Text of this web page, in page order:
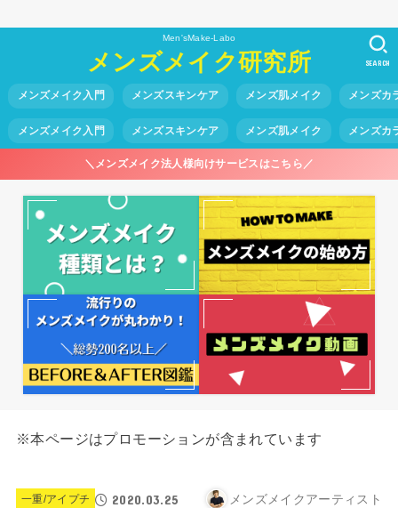
Men'sMake-Labo
メンズメイク研究所
メンズメイク入門 メンズスキンケア メンズ肌メイク メンズカ
メンズメイク入門 メンズスキンケア メンズ肌メイク メンズカ
SEARCH
＼メンズメイク法人様向けサービスはこちら／
※本ページはプロモーションが含まれています
一重/アイプチ 2020.03.25 メンズメイクアーティスト